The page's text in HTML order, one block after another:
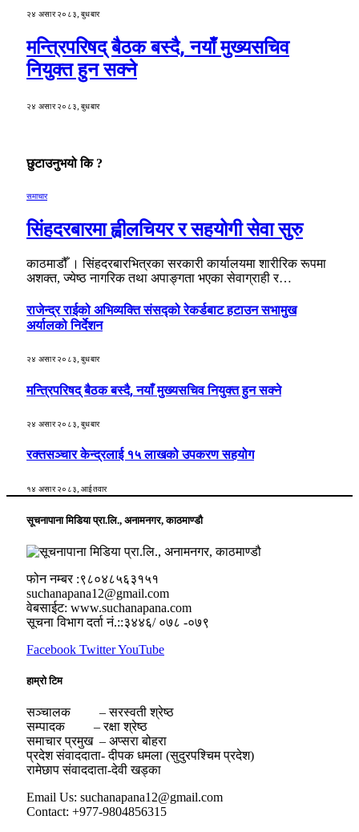
२४ असार २०८३, बुधबार
मन्त्रिपरिषद् बैठक बस्दै, नयाँ मुख्यसचिव
नियुक्त हुन सक्ने
२४ असार २०८३, बुधबार
छुटाउनुभयो कि ?
समाचार
सिंहदरबारमा ह्वीलचियर र सहयोगी सेवा सुरु
काठमाडौँ । सिंहदरबारभित्रका सरकारी कार्यालयमा शारीरिक रूपमा
अशक्त, ज्येष्ठ नागरिक तथा अपाङ्गता भएका सेवाग्राही र…
राजेन्द्र राईको अभिव्यक्ति संसद्को रेकर्डबाट हटाउन सभामुख
अर्यालको निर्देशन
२४ असार २०८३, बुधबार
मन्त्रिपरिषद् बैठक बस्दै, नयाँ मुख्यसचिव नियुक्त हुन सक्ने
२४ असार २०८३, बुधबार
रक्तसञ्चार केन्द्रलाई १५ लाखको उपकरण सहयोग
१४ असार २०८३, आईतवार
सूचनापाना मिडिया प्रा.लि., अनामनगर, काठमाण्डौ
फोन नम्बर :९८०४८५६३१५१
suchanapana12@gmail.com
वेबसाईट: www.suchanapana.com
सूचना विभाग दर्ता नं.::३४४६/ ०७८ -०७९
Facebook TwitterYouTube
हाम्रो टिम
सञ्चालक – सरस्वती श्रेष्ठ
सम्पादक – रक्षा श्रेष्ठ
समाचार प्रमुख – अप्सरा बोहरा
प्रदेश संवाददाता- दीपक धमला (सुदुरपश्चिम प्रदेश)
रामेछाप संवाददाता-देवी खड्का
Email Us: suchanapana12@gmail.com
Contact: +977-9804856315